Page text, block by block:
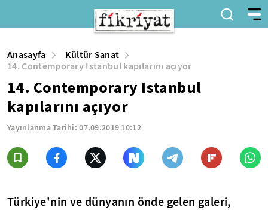
Anasayfa
Kültür Sanat
14. Contemporary Istanbul kapılarını açıyor
14. Contemporary Istanbul
kapılarını açıyor
Yayınlanma Tarihi:07.09.2019 10:12
Türkiye'nin ve dünyanın önde gelen galeri,